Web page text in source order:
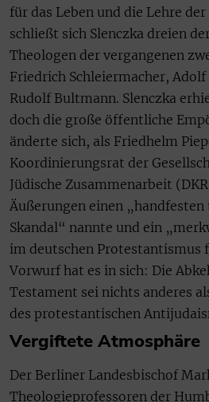
für das Leben und die Lehre
schließt sich Slenczka dreien
Theologen der vergangenen
Friedrich Schleiermacher,
Rudolf Bultmann. Slenczka
doch die große öffentliche
änderte sich, als Friedhelm
Koordinierungsrat der
Jüdische Zusammenarbeit
Äußerungen einen
Skandal“ nannte und ein
im deutschen Protestantismus
Vorwurf hat es in sich: Die
Testament sei nichts anderes
des protestantischen
Vergiftete Atmosphäre
Der Berliner Landesbischof
Theologieprofessoren der